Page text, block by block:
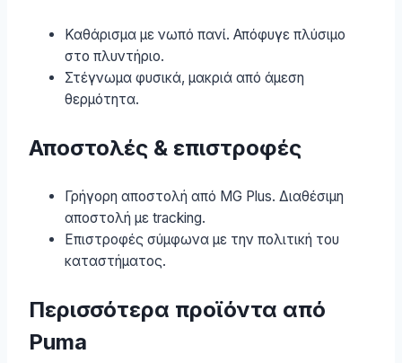
Καθάρισμα με νωπό πανί. Απόφυγε πλύσιμο
στο πλυντήριο.
Στέγνωμα φυσικά, μακριά από άμεση
θερμότητα.
Αποστολές & επιστροφές
Γρήγορη αποστολή από MG Plus. Διαθέσιμη
αποστολή με tracking.
Επιστροφές σύμφωνα με την πολιτική του
καταστήματος.
Περισσότερα προϊόντα από
Puma